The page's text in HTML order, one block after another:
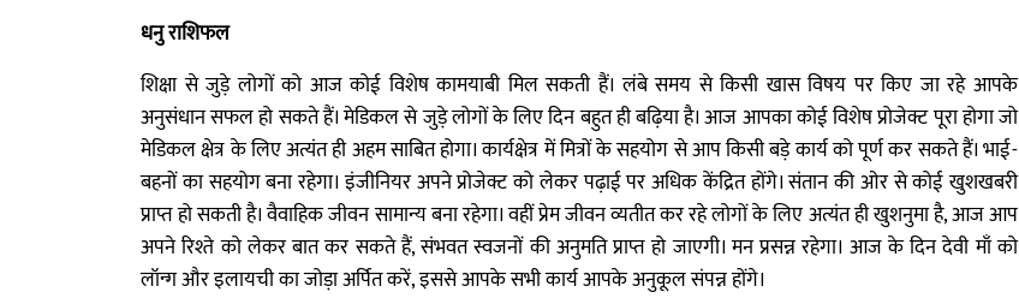
धनु राशिफल
शिक्षा से जुड़े लोगों को आज कोई विशेष कामयाबी मिल सकती हैं। लंबे समय से किसी खास विषय पर किए जा रहे आपके
अनुसंधान सफल हो सकते हैं। मेडिकल से जुड़े लोगों के लिए दिन बहुत ही बढ़िया है। आज आपका कोई विशेष प्रोजेक्ट पूरा होगा जो
मेडिकल क्षेत्र के लिए अत्यंत ही अहम साबित होगा। कार्यक्षेत्र में मित्रों के सहयोग से आप किसी बड़े कार्य को पूर्ण कर सकते हैं। भाई-
बहनों का सहयोग बना रहेगा। इंजीनियर अपने प्रोजेक्ट को लेकर पढ़ाई पर अधिक केंद्रित होंगे। संतान की ओर से कोई खुशखबरी
प्राप्त हो सकती है। वैवाहिक जीवन सामान्य बना रहेगा। वहीं प्रेम जीवन व्यतीत कर रहे लोगों के लिए अत्यंत ही खुशनुमा है, आज आप
अपने रिश्ते को लेकर बात कर सकते हैं, संभवत स्वजनों की अनुमति प्राप्त हो जाएगी। मन प्रसन्न रहेगा। आज के दिन देवी माँ को
लॉन्ग और इलायची का जोड़ा अर्पित करें, इससे आपके सभी कार्य आपके अनुकूल संपन्न होंगे।